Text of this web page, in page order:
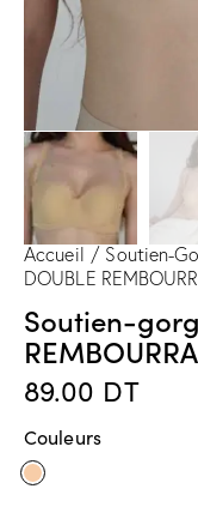
Accueil Soutien-
DOUBLE
Soutien-
89.00 DT
Couleurs